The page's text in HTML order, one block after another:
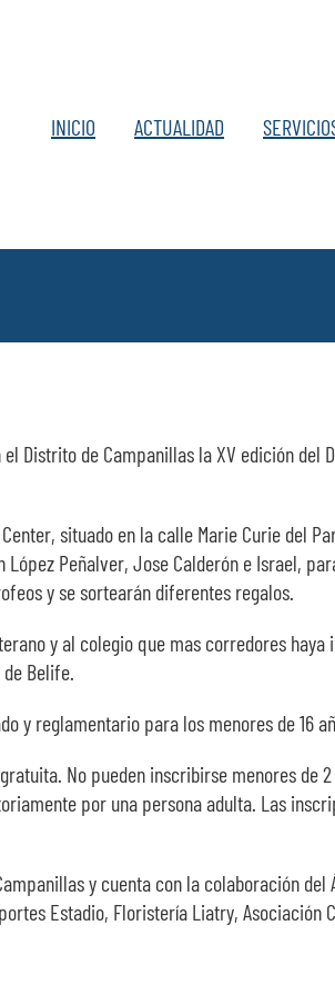
INICIO ACTUALIDAD
Distrito de Campanillas la XV edición
situado en la calle Marie Curie
López Peñalver, Jose Calderón e Israel,
y se sortearán diferentes regalos.
y al colegio que mas corredores
Belife.
y reglamentario para los menores de 16
No pueden inscribirse menores de
por una persona adulta. Las
y cuenta con la colaboración
Estadio, Floristería Liatry,